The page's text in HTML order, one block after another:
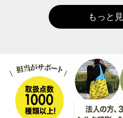
もっと